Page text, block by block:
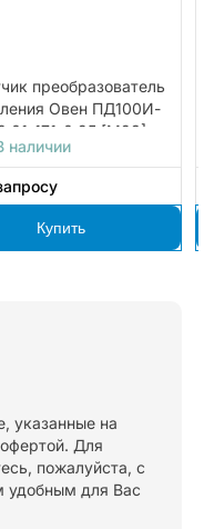
преобразователь
Овен ПД100И-
171-0,25 [М23]
наличии
Купить
указанные на
Для
пожалуйста, с
удобным для Вас